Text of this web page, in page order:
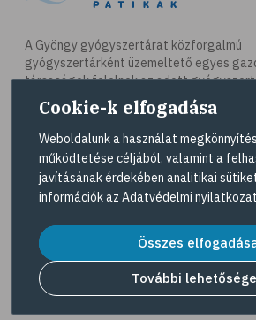
# jóga
# nordic walking
# testmozgás
# kocogás
# túrázás
# stresszcsökkentés
# gyaloglás
# ízületi gyulladás
A Gyöngy gyógyszertárat közforgalmú
gyógyszertárként üzemeltető egyes
társaságok felelnek az adott
működésért. A Gyöngy gyógyszertárak
elérhetőségeit a Gyógyszertár kereső
tekintheti meg.
Navigáció
Dermokozmetikumok
Gyöngy Patika Magazin
Cookie-k elfogadása
Weboldalunk a használat
működtetése céljából, valamint a
javításának érdekében analitikai
információk az Adatvédelmi
Összes
További